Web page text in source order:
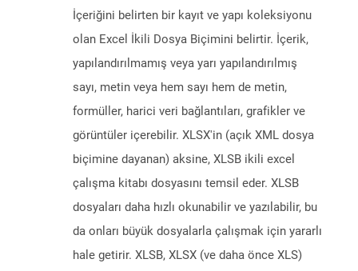
İçeriğini belirten bir kayıt ve yapı koleksiyonu
olan Excel İkili Dosya Biçimini belirtir. İçerik,
yapılandırılmamış veya yarı yapılandırılmış
sayı, metin veya hem sayı hem de metin,
formüller, harici veri bağlantıları, grafikler ve
görüntüler içerebilir. XLSX'in (açık XML dosya
biçimine dayanan) aksine, XLSB ikili excel
çalışma kitabı dosyasını temsil eder. XLSB
dosyaları daha hızlı okunabilir ve yazılabilir, bu
da onları büyük dosyalarla çalışmak için yararlı
hale getirir. XLSB, XLSX (ve daha önce XLS)